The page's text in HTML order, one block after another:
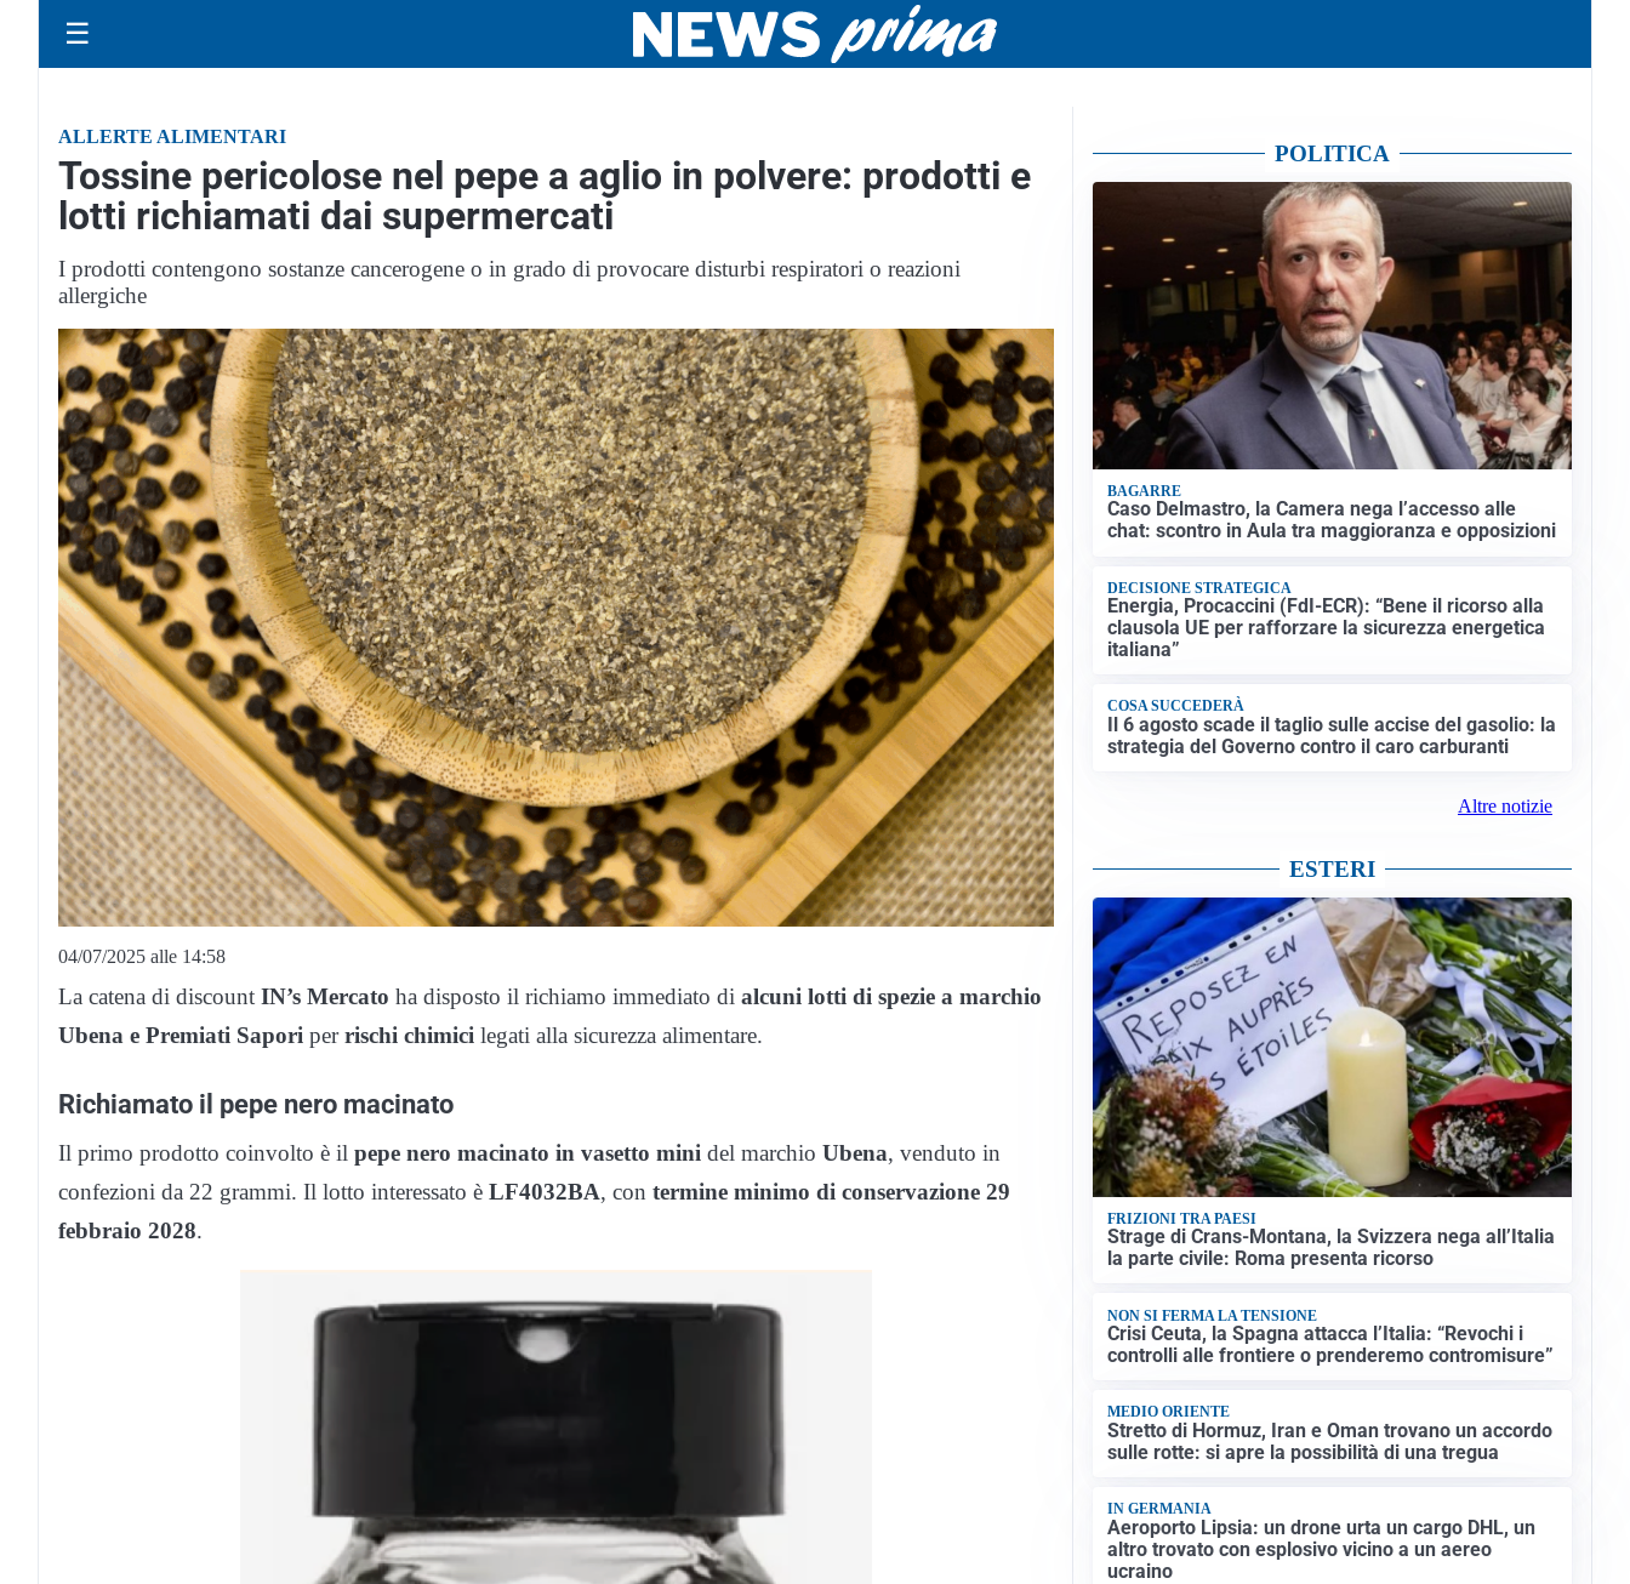
☰
ALLERTE ALIMENTARI
Tossine pericolose nel pepe a aglio in polvere: prodotti e
lotti richiamati dai supermercati
I prodotti contengono sostanze cancerogene o in grado di provocare disturbi respiratori o reazioni
allergiche
04/07/2025 alle 14:58
La catena di discount IN’s Mercato ha disposto il richiamo immediato di alcuni lotti di spezie a marchio
Ubena e Premiati Sapori perrischi chimici legati alla sicurezza alimentare.
Richiamato il pepe nero macinato
Il primo prodotto coinvolto è il pepe nero macinato in vasetto mini del marchio Ubena, venduto in
confezioni da 22 grammi. Il lotto interessato è LF4032BA, con termine minimo di conservazione 29
febbraio 2028.
POLITICA
BAGARRE
Caso Delmastro, la Camera nega l’accesso alle
chat: scontro in Aula tra maggioranza e opposizioni
DECISIONE STRATEGICA
Energia, Procaccini (FdI-ECR): “Bene il ricorso alla
clausola UE per rafforzare la sicurezza energetica
italiana”
COSA SUCCEDERÀ
Il 6 agosto scade il taglio sulle accise del gasolio: la
strategia del Governo contro il caro carburanti
Altre notizie
ESTERI
FRIZIONI TRA PAESI
Strage di Crans-Montana, la Svizzera nega all’Italia
la parte civile: Roma presenta ricorso
NON SI FERMA LA TENSIONE
Crisi Ceuta, la Spagna attacca l’Italia: “Revochi i
controlli alle frontiere o prenderemo contromisure”
MEDIO ORIENTE
Stretto di Hormuz, Iran e Oman trovano un accordo
sulle rotte: si apre la possibilità di una tregua
IN GERMANIA
Aeroporto Lipsia: un drone urta un cargo DHL, un
altro trovato con esplosivo vicino a un aereo
ucraino